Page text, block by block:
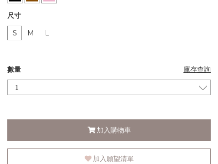
尺寸
S
M L
數量 庫存查詢
加入購物車
加入願望清單